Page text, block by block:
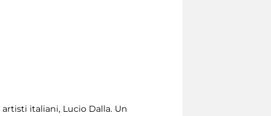
italiani, Lucio Dalla. Un